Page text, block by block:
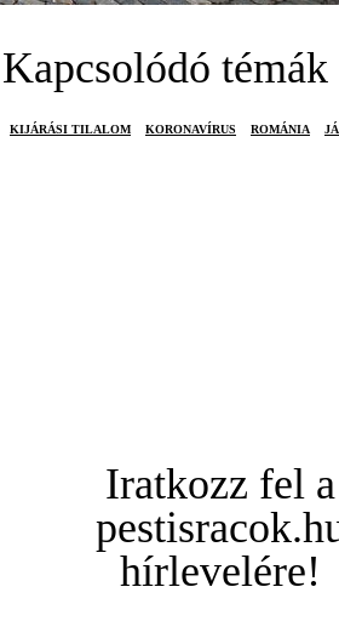
Kapcsolódó témák
KIJÁRÁSI TILALOM KORONAVÍRUS ROMÁNIA
Iratkozz fel a
hírlevelére!